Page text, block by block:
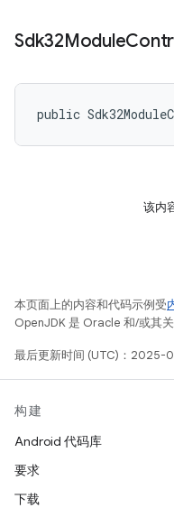
Sdk32Module
public
该内
本页面上的内容和代码示例受
OpenJDK 是 Oracle 和/或其关
最后更新时间 (UTC)：2025-
构建
Android 代码库
要求
下载